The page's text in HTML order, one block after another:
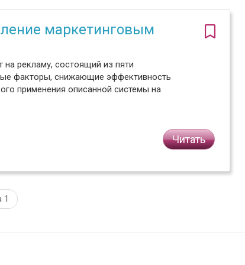
маркетинговым
на рекламу, состоящий из пяти
факторы, снижающие эффективность
применения описанной системы на
Читать
1